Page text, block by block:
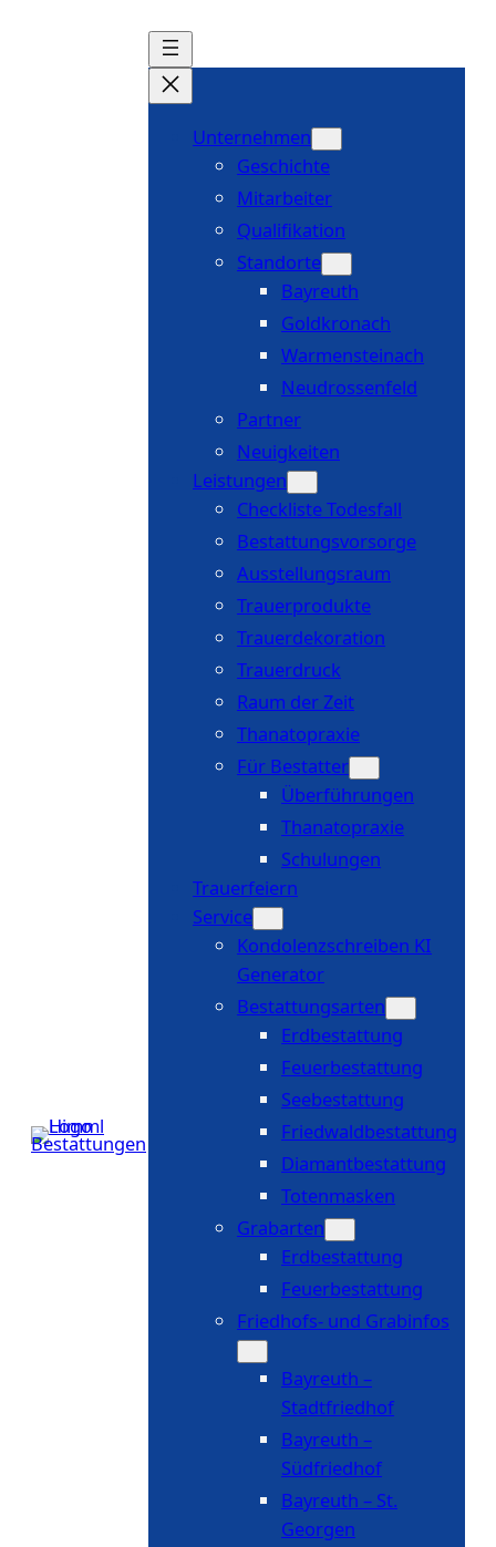
Unternehmen
Geschichte
Mitarbeiter
Qualifikation
Standorte
Bayreuth
Goldkronach
Warmensteinach
Neudrossenfeld
Partner
Neuigkeiten
Leistungen
Checkliste Todesfall
Bestattungsvorsorge
Ausstellungsraum
Trauerprodukte
Trauerdekoration
Trauerdruck
Raum der Zeit
Thanatopraxie
Für Bestatter
Überführungen
Thanatopraxie
Schulungen
Trauerfeiern
Service
Kondolenzschreiben KI
Generator
Bestattungsarten
Erdbestattung
Feuerbestattung
Seebestattung
Friedwaldbestattung
Diamantbestattung
Totenmasken
Grabarten
Erdbestattung
Feuerbestattung
Friedhofs- und Grabinfos
Bayreuth –
Stadtfriedhof
Bayreuth –
Südfriedhof
Bayreuth – St.
Georgen